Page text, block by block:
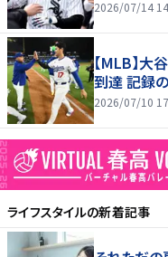
2026/07/14
【MLB】大
到達 記録
2026/07/10
ライフスタイルの新着記事